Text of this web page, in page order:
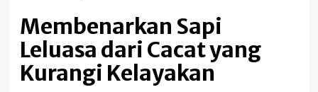
Membenarkan Sapi
Leluasa dari Cacat yang
Kurangi Kelayakan